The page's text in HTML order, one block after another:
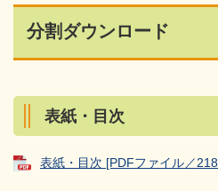
分割ダウンロード
表紙・目次
表紙・目次 [PDFファイル／